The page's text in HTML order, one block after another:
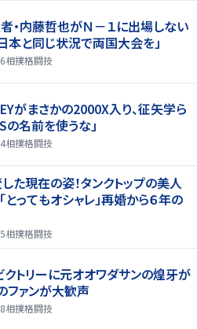
者・内藤哲也がＮ－１に出場しない
本と同じ状況で両国大会を」
相撲格闘技
がまさかの2000X入り、征矢学ら
の名前を使うな」
相撲格闘技
現在の姿！タンクトップの美人
とってもオシャレ」再婚から６年の
相撲格闘技
クトリーに元オオワダサンの煌牙が
ファンが大歓声
相撲格闘技